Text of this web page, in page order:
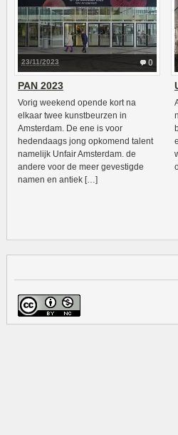
0
23/11/2023
PAN 2023
Vorig weekend opende kort na
elkaar twee kunstbeurzen in
Amsterdam. De ene is voor
hedendaags jong opkomend talent
namelijk Unfair Amsterdam. de
andere voor de meer gevestigde
namen en antiek […]